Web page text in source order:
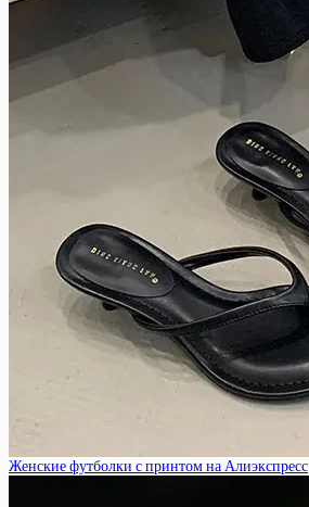
Женские футболки с принтом на Алиэкспресс